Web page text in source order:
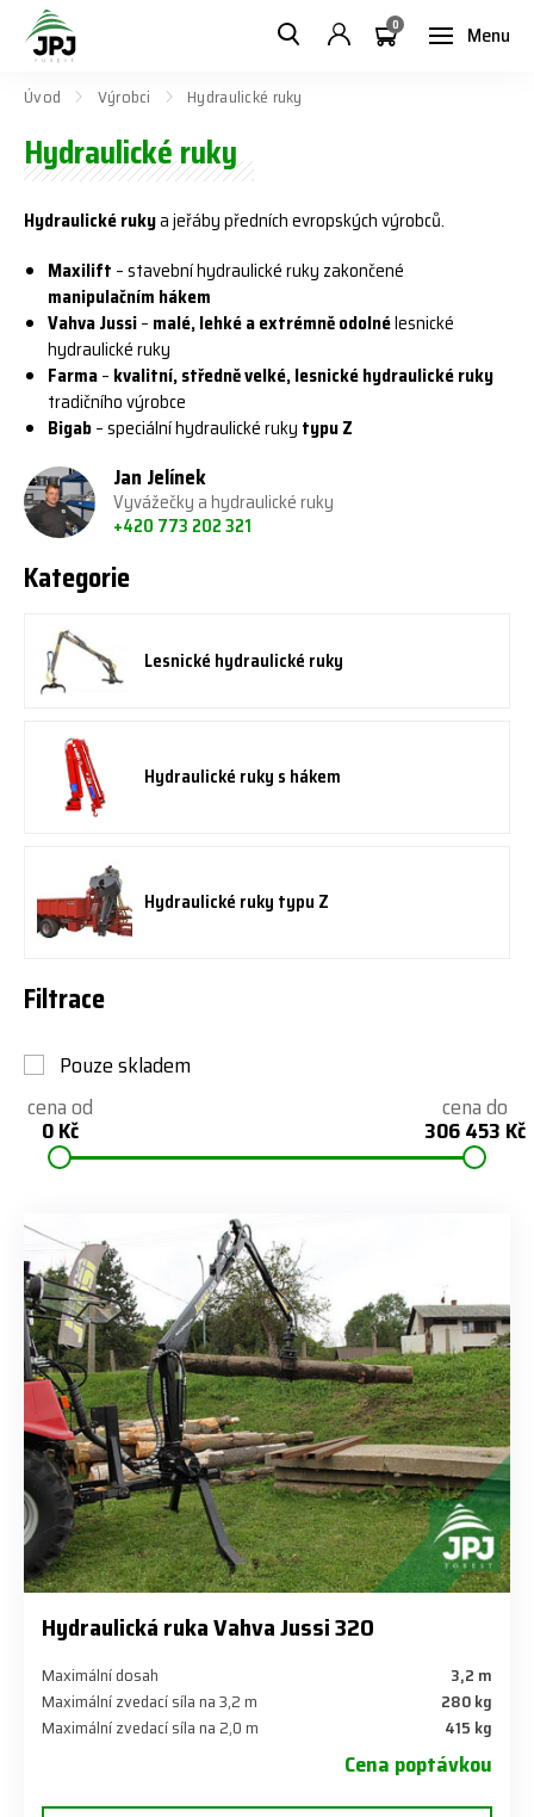
Menu
0
Úvod Výrobci Hydraulické ruky
Hydraulické ruky
Hydraulické rukya jeřáby předních evropských výrobců.
Maxilift – stavební hydraulické ruky zakončené
manipulačním hákem
Vahva Jussi– malé, lehké a extrémně odolnélesnické
hydraulické ruky
Farma– kvalitní, středně velké, lesnické hydraulické ruky
tradičního výrobce
Bigab– speciální hydraulické ruky typu Z
Jan Jelínek
Vyvážečky a hydraulické ruky
+420 773 202 321
Kategorie
Lesnické hydraulické ruky
Hydraulické ruky s hákem
Hydraulické ruky typu Z
Filtrace
Pouze skladem
cena od
0 Kč
cena do
306 453 Kč
Hydraulická ruka Vahva Jussi 320
Maximální dosah
3,2 m
Maximální zvedací síla na 3,2 m
280 kg
Maximální zvedací síla na 2,0 m
415 kg
Cena poptávkou